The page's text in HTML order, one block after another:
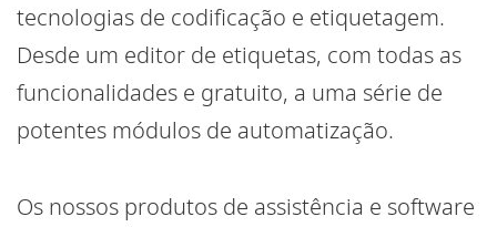
tecnologias de codificação e etiquetagem.
Desde um editor de etiquetas, com todas as
funcionalidades e gratuito, a uma série de
potentes módulos de automatização.
Os nossos produtos de assistência e software